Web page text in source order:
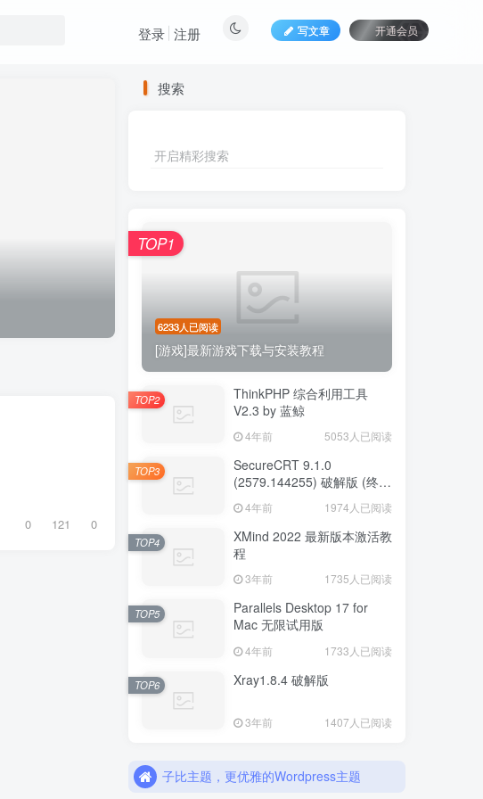
写文章 开通会员
登录 注册
0 121 0
搜索
开启精彩搜索
6233人已阅读
[游戏]最新游戏下载与安装教程
TOP1
ThinkPHP 综合利用工具
V2.3 by 蓝鲸
4年前 5053人已阅读
TOP2
SecureCRT 9.1.0
(2579.144255) 破解版 (终端
模拟器 SSH客户端) for MAC
4年前 1974人已阅读
TOP3
XMind 2022 最新版本激活教
程
3年前 1735人已阅读
TOP4
Parallels Desktop 17 for
Mac 无限试用版
4年前 1733人已阅读
TOP5
Xray1.8.4 破解版
3年前 1407人已阅读
TOP6
子比主题，更优雅的Wordpress主题